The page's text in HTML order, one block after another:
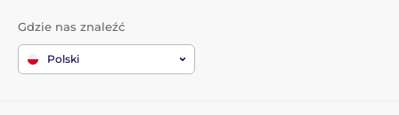
Gdzie nas znaleźć
Polski